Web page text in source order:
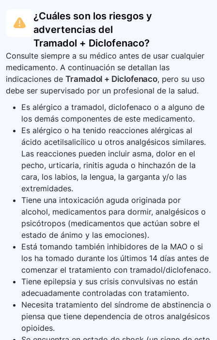
¿Cuáles son los riesgos y
advertencias del
Tramadol + Diclofenaco?
Consulte siempre a su médico antes de usar cualquier
medicamento. A continuación se detallan las
indicaciones de Tramadol + Diclofenaco, pero su uso
debe ser supervisado por un profesional de la salud.
Es alérgico a tramadol, diclofenaco o a alguno de
los demás componentes de este medicamento.
Es alérgico o ha tenido reacciones alérgicas al
ácido acetilsalicílico u otros analgésicos similares.
Las reacciones pueden incluir asma, dolor en el
pecho, urticaria, rinitis aguda o hinchazón de la
cara, los labios, la lengua, la garganta y/o las
extremidades.
Tiene una intoxicación aguda originada por
alcohol, medicamentos para dormir, analgésicos o
psicótropos (medicamentos que actúan sobre el
estado de ánimo y las emociones).
Está tomando también inhibidores de la MAO o si
los ha tomado durante los últimos 14 días antes de
comenzar el tratamiento con tramadol/diclofenaco.
Tiene epilepsia y sus crisis convulsivas no están
adecuadamente controladas con tratamiento.
Necesita tratamiento del síndrome de abstinencia o
piensa que tiene dependencia de otros analgésicos
opioides.